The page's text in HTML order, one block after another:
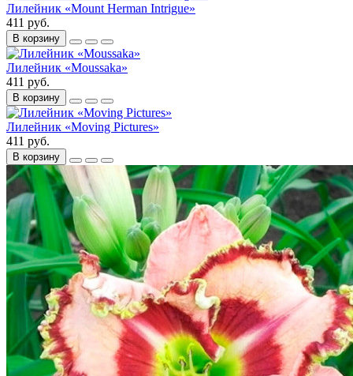
Лилейник «Mount Herman Intrigue»
411 руб.
В корзину
Лилейник «Moussaka»
411 руб.
В корзину
Лилейник «Moving Pictures»
411 руб.
В корзину